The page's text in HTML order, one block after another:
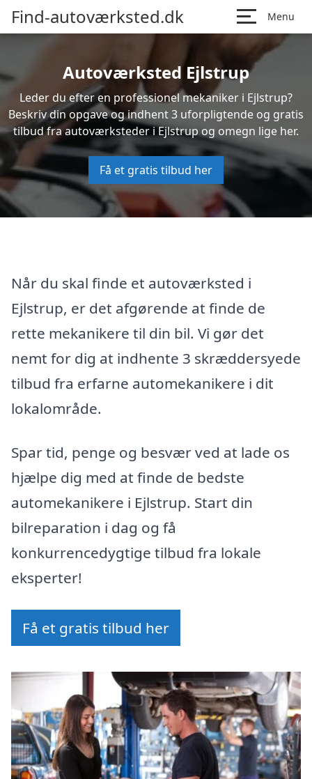
Find-autoværksted.dk Menu
Autoværksted Ejlstrup
Leder du efter en professionel mekaniker i Ejlstrup?
Beskriv din opgave og indhent 3 uforpligtende og gratis
tilbud fra autoværksteder i Ejlstrup og omegn lige her.
Få et gratis tilbud her
Når du skal finde et autoværksted i
Ejlstrup, er det afgørende at finde de
rette mekanikere til din bil. Vi gør det
nemt for dig at indhente 3 skræddersyede
tilbud fra erfarne automekanikere i dit
lokalområde.
Spar tid, penge og besvær ved at lade os
hjælpe dig med at finde de bedste
automekanikere i Ejlstrup. Start din
bilreparation i dag og få
konkurrencedygtige tilbud fra lokale
eksperter!
Få et gratis tilbud her